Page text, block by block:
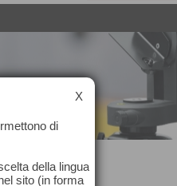
X
di
della lingua
sito (in forma